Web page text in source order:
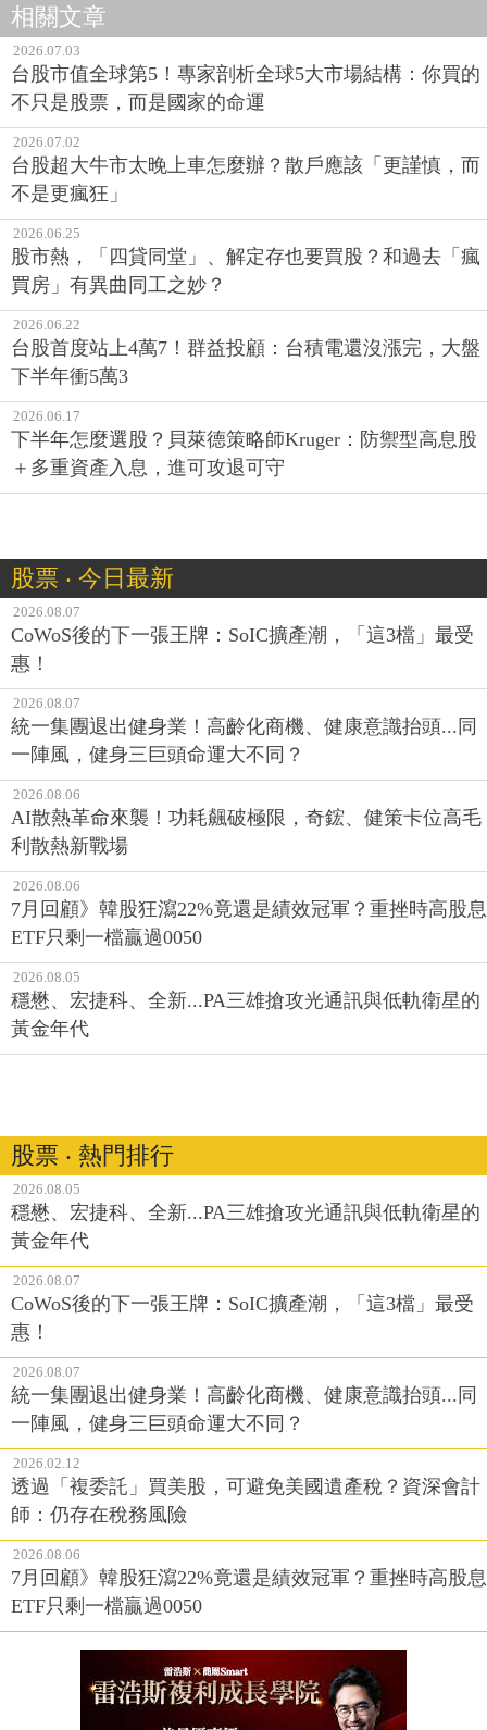
相關文章
2026.07.03
台股市值全球第5！專家剖析全球5大市場結構：你買的
不只是股票，而是國家的命運
2026.07.02
台股超大牛市太晚上車怎麼辦？散戶應該「更謹慎，而
不是更瘋狂」
2026.06.25
股市熱，「四貸同堂」、解定存也要買股？和過去「瘋
買房」有異曲同工之妙？
2026.06.22
台股首度站上4萬7！群益投顧：台積電還沒漲完，大盤
下半年衝5萬3
2026.06.17
下半年怎麼選股？貝萊德策略師Kruger：防禦型高息股
＋多重資產入息，進可攻退可守
股票 ‧ 今日最新
2026.08.07
CoWoS後的下一張王牌：SoIC擴產潮，「這3檔」最受
惠！
2026.08.07
統一集團退出健身業！高齡化商機、健康意識抬頭...同
一陣風，健身三巨頭命運大不同？
2026.08.06
AI散熱革命來襲！功耗飆破極限，奇鋐、健策卡位高毛
利散熱新戰場
2026.08.06
7月回顧》韓股狂瀉22%竟還是績效冠軍？重挫時高股息
ETF只剩一檔贏過0050
2026.08.05
穩懋、宏捷科、全新...PA三雄搶攻光通訊與低軌衛星的
黃金年代
股票 ‧ 熱門排行
2026.08.05
穩懋、宏捷科、全新...PA三雄搶攻光通訊與低軌衛星的
黃金年代
2026.08.07
CoWoS後的下一張王牌：SoIC擴產潮，「這3檔」最受
惠！
2026.08.07
統一集團退出健身業！高齡化商機、健康意識抬頭...同
一陣風，健身三巨頭命運大不同？
2026.02.12
透過「複委託」買美股，可避免美國遺產稅？資深會計
師：仍存在稅務風險
2026.08.06
7月回顧》韓股狂瀉22%竟還是績效冠軍？重挫時高股息
ETF只剩一檔贏過0050